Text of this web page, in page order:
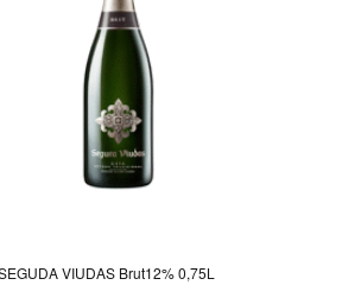
VIUDAS Brut12% 0,75L